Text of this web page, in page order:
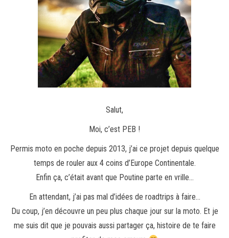
Salut,
Moi, c’est PEB !
Permis moto en poche depuis 2013, j’ai ce projet depuis quelque
temps de rouler aux 4 coins d’Europe Continentale.
Enfin ça, c’était avant que Poutine parte en vrille…
En attendant, j’ai pas mal d’idées de roadtrips à faire…
Du coup, j’en découvre un peu plus chaque jour sur la moto. Et je
me suis dit que je pouvais aussi partager ça, histoire de te faire